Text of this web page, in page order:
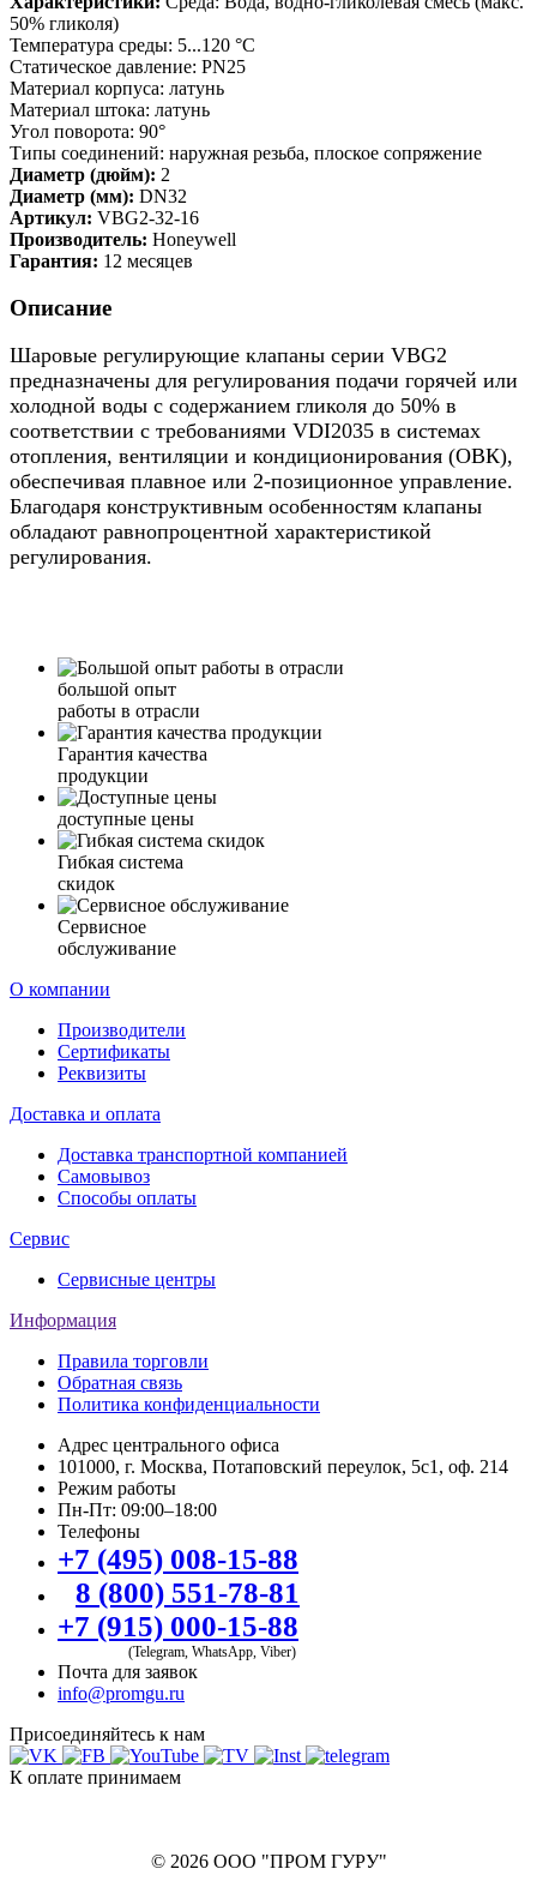
50% гликоля)
Температура среды: 5...120 °C
Статическое давление: PN25
Материал корпуса: латунь
Материал штока: латунь
Угол поворота: 90°
Типы соединений: наружная резьба, плоское сопряжение
Диаметр (дюйм): 2
Диаметр (мм): DN32
Артикул: VBG2-32-16
Производитель: Honeywell
Гарантия: 12 месяцев
Описание
Шаровые регулирующие клапаны серии VBG2
предназначены для регулирования подачи горячей или
холодной воды с содержанием гликоля до 50% в
соответствии с требованиями VDI2035 в системах
отопления, вентиляции и кондиционирования (ОВК),
обеспечивая плавное или 2-позиционное управление.
Благодаря конструктивным особенностям клапаны
обладают равнопроцентной характеристикой
регулирования.
большой опыт
работы в отрасли
Гарантия качества
продукции
доступные цены
Гибкая система
скидок
Сервисное
обслуживание
О компании
Производители
Сертификаты
Реквизиты
Доставка и оплата
Доставка транспортной компанией
Самовывоз
Способы оплаты
Сервис
Сервисные центры
Информация
Правила торговли
Обратная связь
Политика конфиденциальности
Адрес центрального офиса
101000, г. Москва, Потаповский переулок, 5с1, оф. 214
Режим работы
Пн-Пт: 09:00–18:00
Телефоны
+7 (495) 008-15-88
8 (800) 551-78-81
+7 (915) 000-15-88
(Telegram, WhatsApp, Viber)
Почта для заявок
info@promgu.ru
Присоединяйтесь к нам
К оплате принимаем
© 2026 ООО "ПРОМ ГУРУ"